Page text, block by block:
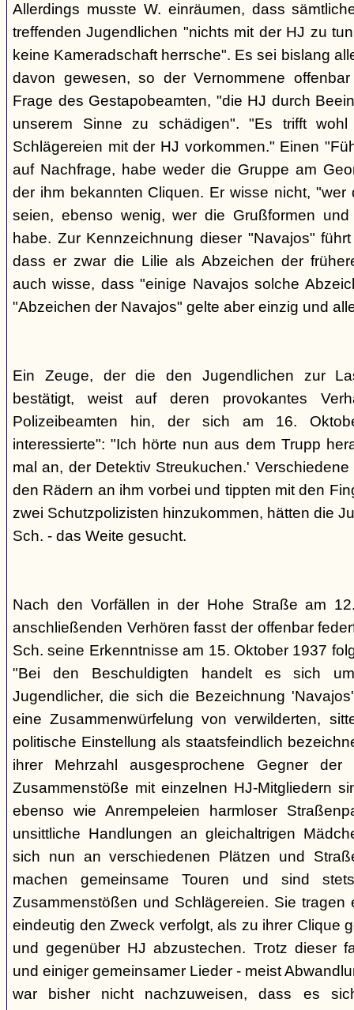
Allerdings musste W. einräumen, dass
treffenden Jugendlichen "nichts mit der HJ zu
keine Kameradschaft herrsche". Es sei bislang
davon gewesen, so der Vernommene
Frage des Gestapobeamten, "die HJ durch
unserem Sinne zu schädigen". "Es trifft
Schlägereien mit der HJ vorkommen." Einen
auf Nachfrage, habe weder die Gruppe am
der ihm bekannten Cliquen. Er wisse nicht, "wer
seien, ebenso wenig, wer die Grußformen
habe. Zur Kennzeichnung dieser "Navajos"
dass er zwar die Lilie als Abzeichen der
auch wisse, dass "einige Navajos solche
"Abzeichen der Navajos" gelte aber einzig und
Ein Zeuge, der die den Jugendlichen zur
bestätigt, weist auf deren provokantes
Polizeibeamten hin, der sich am 16.
interessierte": "Ich hörte nun aus dem Trupp
mal an, der Detektiv Streukuchen.'
den Rädern an ihm vorbei und tippten mit den
zwei Schutzpolizisten hinzukommen, hätten die
Sch. - das Weite gesucht.
Nach den Vorfällen in der Hohe Straße am
anschließenden Verhören fasst der offenbar
Sch. seine Erkenntnisse am 15. Oktober 1937
"Bei den Beschuldigten handelt es sich
Jugendlicher, die sich die Bezeichnung
eine Zusammenwürfelung von verwilderten,
politische Einstellung als staatsfeindlich
ihrer Mehrzahl ausgesprochene Gegner
Zusammenstöße mit einzelnen HJ-Mitgliedern
ebenso wie Anrempeleien harmloser
unsittliche Handlungen an gleichaltrigen
sich nun an verschiedenen Plätzen und
machen gemeinsame Touren und sind
Zusammenstößen und Schlägereien. Sie tragen
eindeutig den Zweck verfolgt, als zu ihrer Clique
und gegenüber HJ abzustechen. Trotz dieser
und einiger gemeinsamer Lieder - meist
war bisher nicht nachzuweisen, dass es